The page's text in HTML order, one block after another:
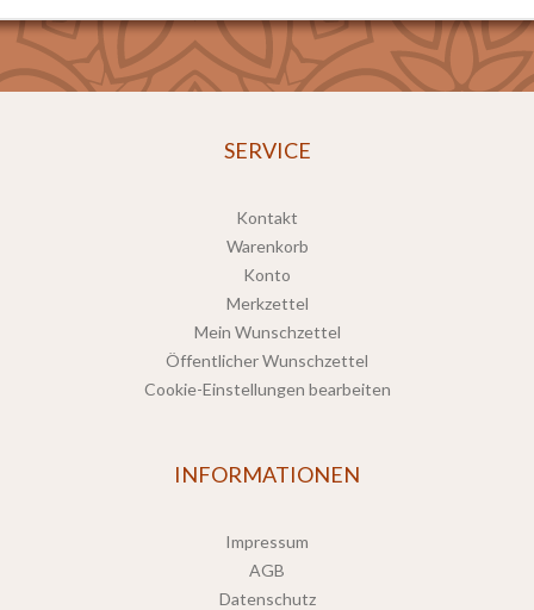
SERVICE
Kontakt
Warenkorb
Konto
Merkzettel
Mein Wunschzettel
Öffentlicher Wunschzettel
Cookie-Einstellungen bearbeiten
INFORMATIONEN
Impressum
AGB
Datenschutz